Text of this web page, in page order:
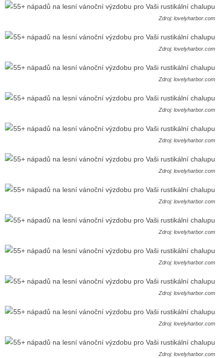
Zdroj: lovelyharbor.com
Zdroj: lovelyharbor.com
Zdroj: lovelyharbor.com
Zdroj: lovelyharbor.com
Zdroj: lovelyharbor.com
Zdroj: lovelyharbor.com
Zdroj: lovelyharbor.com
Zdroj: lovelyharbor.com
Zdroj: lovelyharbor.com
Zdroj: lovelyharbor.com
Zdroj: lovelyharbor.com
Zdroj: lovelyharbor.com